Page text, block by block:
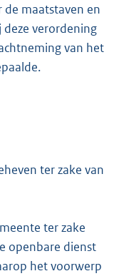
maatstaven en
verordening
van het
ter zake van
ter zake
openbare dienst
het voorwerp